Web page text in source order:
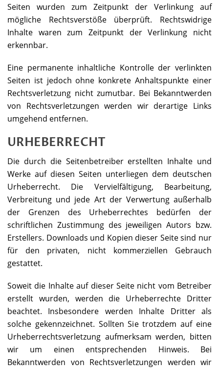
Seiten wurden zum Zeitpunkt der Verlinkung auf
mögliche Rechtsverstöße überprüft. Rechtswidrige
Inhalte waren zum Zeitpunkt der Verlinkung nicht
erkennbar.
Eine permanente inhaltliche Kontrolle der verlinkten
Seiten ist jedoch ohne konkrete Anhaltspunkte einer
Rechtsverletzung nicht zumutbar. Bei Bekanntwerden
von Rechtsverletzungen werden wir derartige Links
umgehend entfernen.
URHEBERRECHT
Die durch die Seitenbetreiber erstellten Inhalte und
Werke auf diesen Seiten unterliegen dem deutschen
Urheberrecht. Die Vervielfältigung, Bearbeitung,
Verbreitung und jede Art der Verwertung außerhalb
der Grenzen des Urheberrechtes bedürfen der
schriftlichen Zustimmung des jeweiligen Autors bzw.
Erstellers. Downloads und Kopien dieser Seite sind nur
für den privaten, nicht kommerziellen Gebrauch
gestattet.
Soweit die Inhalte auf dieser Seite nicht vom Betreiber
erstellt wurden, werden die Urheberrechte Dritter
beachtet. Insbesondere werden Inhalte Dritter als
solche gekennzeichnet. Sollten Sie trotzdem auf eine
Urheberrechtsverletzung aufmerksam werden, bitten
wir um einen entsprechenden Hinweis. Bei
Bekanntwerden von Rechtsverletzungen werden wir